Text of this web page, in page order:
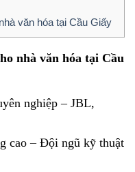
văn hóa tại Cầu Giấy
nhà văn hóa tại Cầu
nghiệp – JBL,
cao – Đội ngũ kỹ thuật